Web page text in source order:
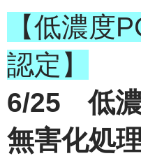
【低濃度
認定】
6/25 低濃
無害化処